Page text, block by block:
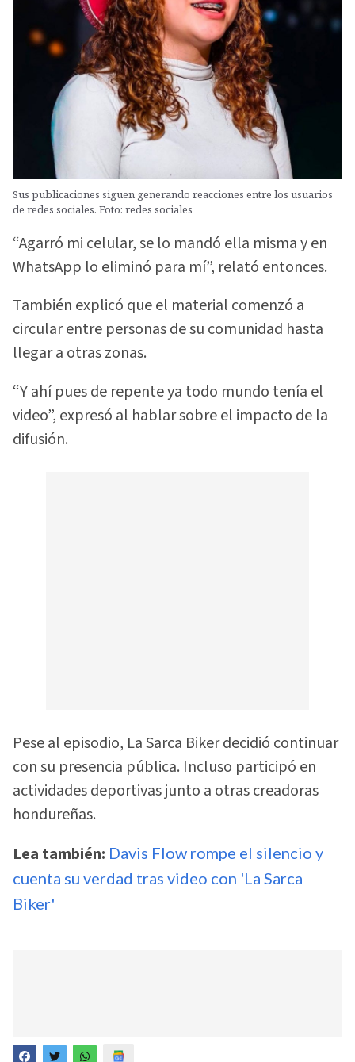
Sus publicaciones siguen generando reacciones entre los usuarios
de redes sociales. Foto: redes sociales
“Agarró mi celular, se lo mandó ella misma y en
WhatsApp lo eliminó para mí”, relató entonces.
También explicó que el material comenzó a
circular entre personas de su comunidad hasta
llegar a otras zonas.
“Y ahí pues de repente ya todo mundo tenía el
video”, expresó al hablar sobre el impacto de la
difusión.
Pese al episodio, La Sarca Biker decidió continuar
con su presencia pública. Incluso participó en
actividades deportivas junto a otras creadoras
hondureñas.
Lea también: Davis Flow rompe el silencio y
cuenta su verdad tras video con 'La Sarca
Biker'